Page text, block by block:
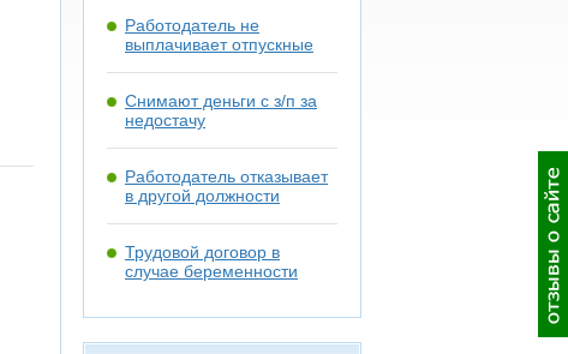
Работодатель не
выплачивает отпускные
Снимают деньги с з/п за
недостачу
Работодатель отказывает
в другой должности
Трудовой договор в
случае беременности